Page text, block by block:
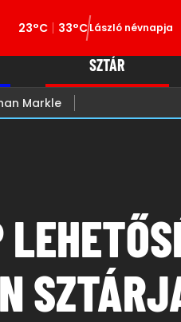
23°C 33°CLászló névnapja
SZTÁR
Markle